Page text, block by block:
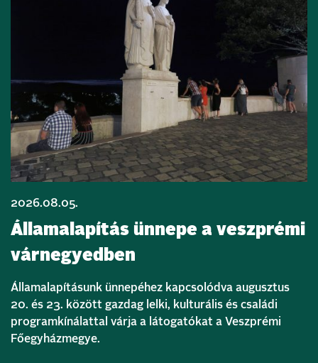
2026.08.05.
Államalapítás ünnepe a veszprémi
várnegyedben
Államalapításunk ünnepéhez kapcsolódva augusztus
20. és 23. között gazdag lelki, kulturális és családi
programkínálattal várja a látogatókat a Veszprémi
Főegyházmegye.